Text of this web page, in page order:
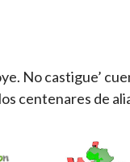
No castigue’
centenares de